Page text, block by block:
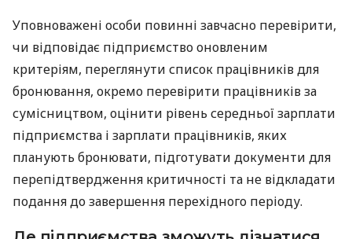
Уповноважені особи повинні завчасно перевірити,
чи відповідає підприємство оновленим
критеріям, переглянути список працівників для
бронювання, окремо перевірити працівників за
сумісництвом, оцінити рівень середньої зарплати
підприємства і зарплати працівників, яких
планують бронювати, підготувати документи для
перепідтвердження критичності та не відкладати
подання до завершення перехідного періоду.